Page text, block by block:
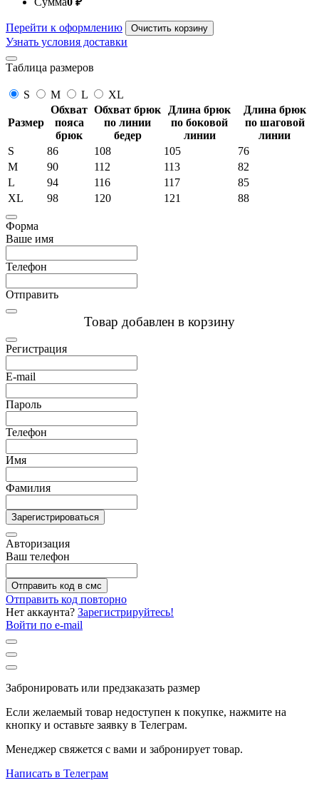
Перейти к оформлению Очистить корзину
Узнать условия доставки
Таблица размеров
S M L XL
Размер
Обхват
пояса
брюк
Обхват брюк
по линии
бедер
Длина брюк
по боковой
линии
Длина брюк
по шаговой
линии
S
86 108 105
76
M
90 112 113
82
L
94 116 117
85
XL
98 120 121 88
Форма
Ваше имя
Телефон
Отправить
Товар добавлен в корзину
Регистрация
E-mail
Пароль
Телефон
Имя
Фамилия
Зарегистрироваться
Авторизация
Ваш телефон
Отправить код в смс
Отправить код повторно
Нет аккаунта? Зарегистрируйтесь!
Войти по e-mail
Забронировать или предзаказать размер
Если желаемый товар недоступен к покупке, нажмите на
кнопку и оставьте заявку в Телеграм.
Менеджер свяжется с вами и забронирует товар.
Написать в Телеграм